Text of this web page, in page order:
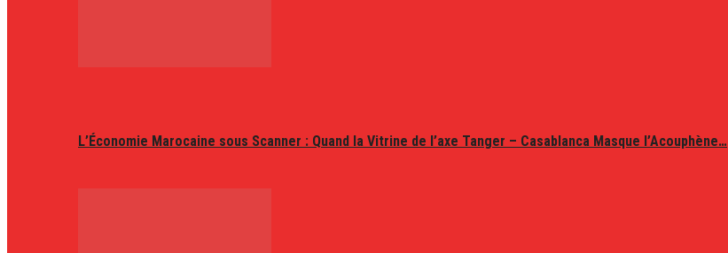
L’Économie Marocaine sous Scanner : Quand la Vitrine de l’axe Tanger – Casablanca Masque l’Acouphène…